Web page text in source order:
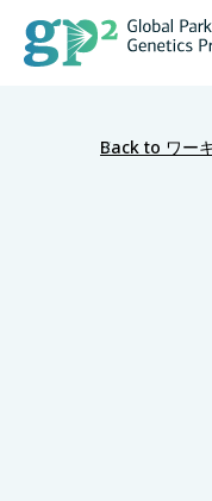
Back to ワー